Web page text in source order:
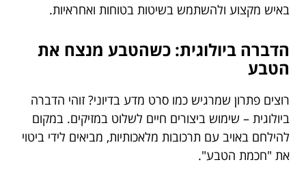
באיש מקצוע ולהשתמש בשיטות בטוחות ואחראיות.
הדברה ביולוגית: כשהטבע מנצח את
הטבע
רוצים פתרון שמרגיש כמו סרט מדע בדיוני? זוהי הדברה
ביולוגית – שימוש ביצורים חיים לשלוט במזיקים. במקום
להילחם באויב עם תרכובות מלאכותיות, מביאים לידי ביטוי
את "חכמת הטבע".